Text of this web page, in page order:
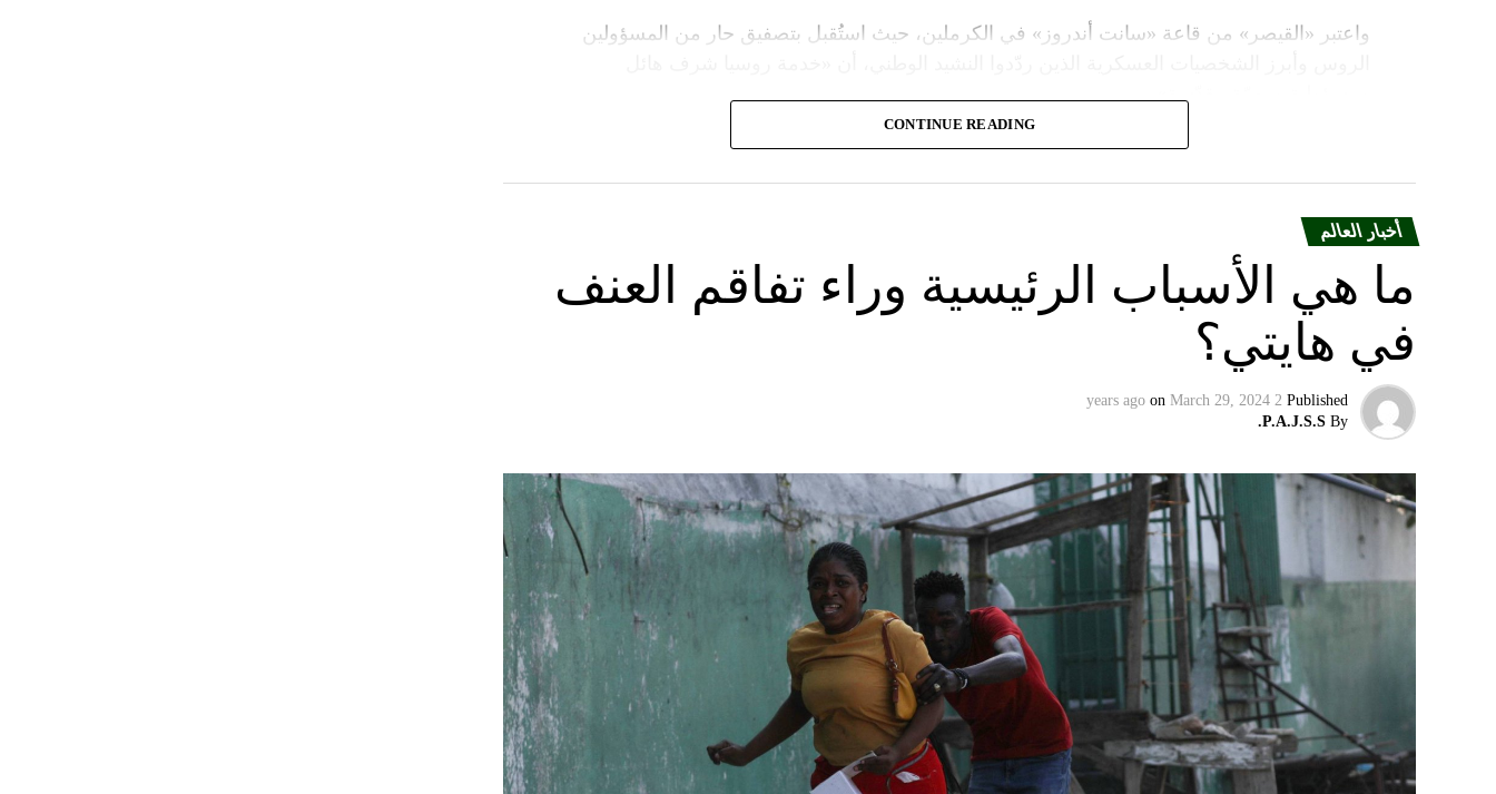
واعتبر «القيصر» من قاعة «سانت أندروز» في الكرملين، حيث استُقبل بتصفيق حار من المسؤولين
وبعدما وقف بمفرده تحت المطر بينما شاهد عرضاً عسكريّاً، باركه رئيس الكنيسة الأرثوذكسية الروسية
ويأتي حفل التولية قبل يومين على احتفال روسيا بـ»عيد النصر» في التاسع من أيار، فيما أقامت
السلطات حواجز في وسط موسكو قبل المناسبتَين.
وفي تسجيل مصوّر قبل دقائق على توليته، وصفت أرملة المعارض أليكسي نافالني، يوليا نافالنايا،
الرئيس الروسي، بالمخادع، مؤكدةً أن روسيا ستبقى غارقة في النزاعات طالما أنه في السلطة.
إقليميّاً، أعلن الجيش البيلاروسي أنّه بدأ مناورة للتحقّق من درجة استعداد قاذفات الأسلحة النووية
بإعلان موسكو عن مناورات نووية وستكون «متزامنة» مع التدريبات الروسية، لافتاً إلى أنّ مناورة
مينسك ستشمل على وجه الخصوص، أنظمة «إسكندر» الصاروخية وطائرات «سو 25».
في السياق، أشار رئيس أركان القوات المسلّحة البيلاروسية الجنرال فيكتور غوليفيتش إلى أنّه «في
إطار هذا الحدث، تمّت إعادة نشر جزء من القوات ووسائل الطيران في مطار احتياطي»، لافتاً إلى أنّه
«فور إنجاز عملية الانتشار هذه، سنستعرض المسائل المتعلّقة بالاستعدادات لاستخدام الأسلحة النووية
غير الاستراتيجية».
وفي أوكرانيا، فكّكت أجهزة الأمن شبكة من العملاء التابعين لجهاز الأمن الفدرالي الروسي «كانوا
يعدّون لاغتيال الرئيس الأوكراني» فولوديمير زيلينسكي ومسؤولين كبار آخرين، مثل رئيس جهاز
الاستخبارات العسكرية كيريلو بودانوف، بناءً على أوامر من موسكو. وأوقفت الأجهزة الأوكرانية
CONTINUE READING
أخبار العالم
ما هي الأسباب الرئيسية وراء تفاقم العنف
في هايتي؟
Published
2 years ago
on March 29, 2024
By
P.A.J.S.S.